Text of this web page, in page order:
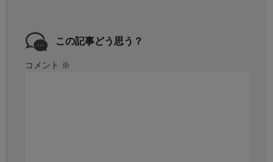
この記事どう思う？
コメント ※